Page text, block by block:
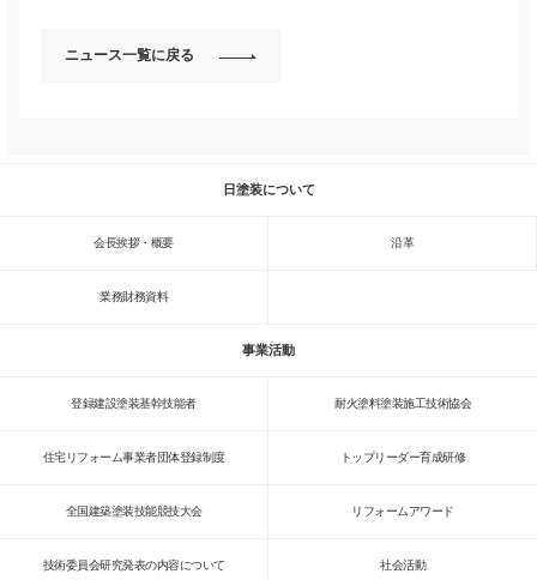
ニュース一覧に戻る
日塗装について
会長挨拶・概要 沿革
業務財務資料
事業活動
登録建設塗装基幹技能者 耐火塗料塗装施工技術協会
住宅リフォーム事業者団体登録制度 トップリーダー育成研修
全国建築塗装技能競技大会 リフォームアワード
技術委員会研究発表の内容について 社会活動